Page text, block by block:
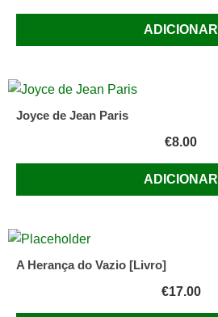
ADICIONAR
Joyce de Jean Paris
€8.00
ADICIONAR
A Herança do Vazio [Livro]
€17.00